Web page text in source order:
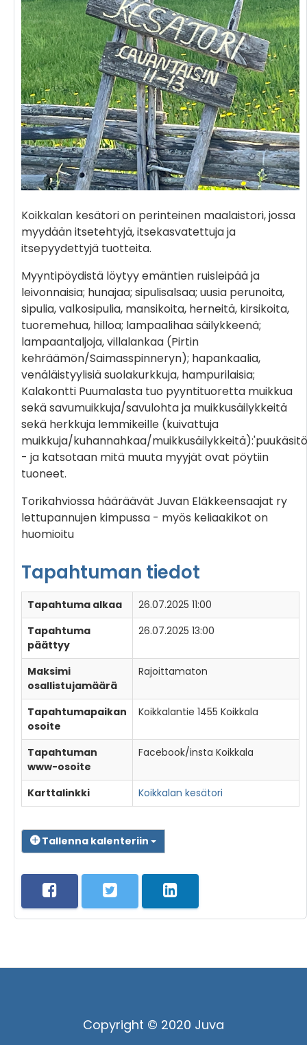
Koikkalan kesätori on perinteinen maalaistori, jossa
myydään itsetehtyjä, itsekasvatettuja ja
itsepyydettyjä tuotteita.
Myyntipöydistä löytyy emäntien ruisleipää ja
leivonnaisia; hunajaa; sipulisalsaa; uusia perunoita,
sipulia, valkosipulia, mansikoita, herneitä, kirsikoita,
tuoremehua, hilloa; lampaalihaa säilykkeenä;
lampaantaljoja, villalankaa (Pirtin
kehräämön/Saimasspinneryn); hapankaalia,
venäläistyylisiä suolakurkkuja, hampurilaisia;
Kalakontti Puumalasta tuo pyyntituoretta muikkua
sekä savumuikkuja/savulohta ja muikkusäilykkeitä
sekä herkkuja lemmikeille (kuivattuja
muikkuja/kuhannahkaa/
- ja katsotaan mitä muuta myyjät ovat pöytiin
tuoneet.
Torikahviossa hääräävät Juvan Eläkkeensaajat ry
lettupannujen kimpussa - myös keliaakikot on
huomioitu
Tapahtuman tiedot
Tapahtuma alkaa
26.07.2025 11:00
Tapahtuma
päättyy
26.07.2025 13:00
Maksimi
osallistujamäärä
Rajoittamaton
Tapahtumapaikan
osoite
Koikkalantie 1455 Koikkala
Tapahtuman
www-osoite
Facebook/insta Koikkala
Karttalinkki Koikkalan kesätori
Tallenna kalenteriin
Copyright © 2020 Juva